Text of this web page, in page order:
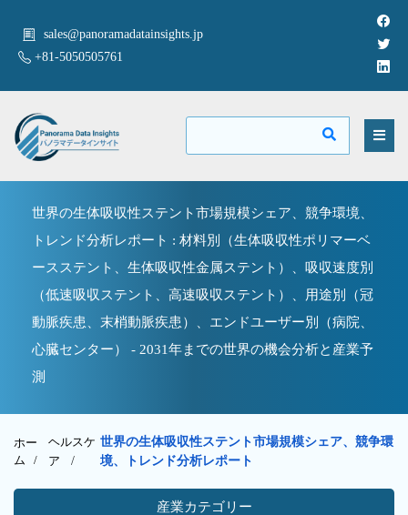
sales@panoramadatainsights.jp
+81-5050505761
世界の生体吸収性ステント市場規模シェア、競争環境、
トレンド分析レポート : 材料別（生体吸収性ポリマーベ
ースステント、生体吸収性金属ステント）、吸収速度別
（低速吸収ステント、高速吸収ステント）、用途別（冠
動脈疾患、末梢動脈疾患）、エンドユーザー別（病院、
心臓センター） - 2031年までの世界の機会分析と産業予
測
ホー
ム /
ヘルスケ
ア /
世界の生体吸収性ステント市場規模シェア、競争環
境、トレンド分析レポート
産業カテゴリー